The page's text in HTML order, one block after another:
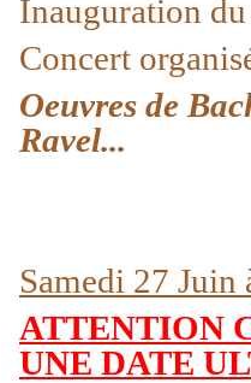
Inauguration
Concert
Oeuvres de
Ravel...
Samedi 27
ATTENTION
UNE DATE